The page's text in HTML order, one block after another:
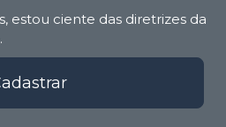
estou ciente das diretrizes da
.